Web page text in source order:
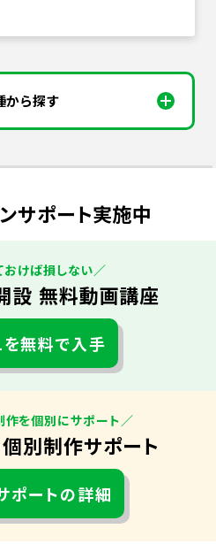
から探す
サポート実施中
おけば損しない／
設 無料動画講座
無料で入手
作を個別にサポート／
別制作サポート
ポートの詳細